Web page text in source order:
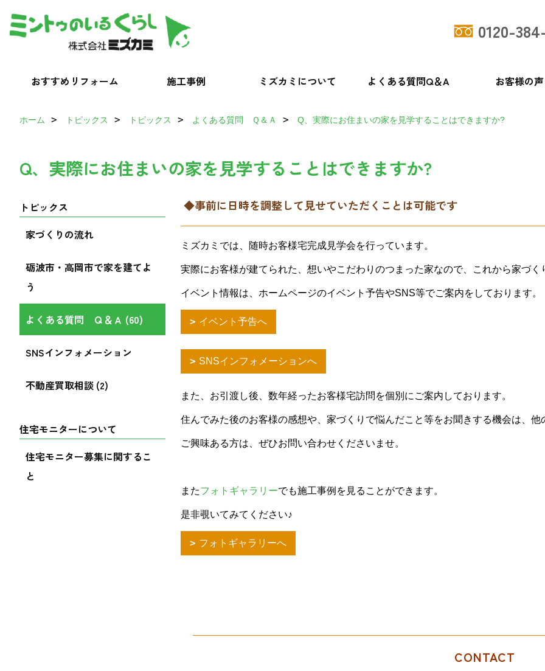
0120-
おすすめリフォーム 施工事例 ミズカミについて よくある質問Q＆A お客様の声
ホーム トピックス トピックス よくある質問 Ｑ＆Ａ Q、実際にお住まいの家を見学することはできますか?
Q、実際にお住まいの家を見学することはできますか?
◆事前に日時を調整して見せていただくことは可能です
ミズカミでは、随時お客様宅完成見学会を行っています。
実際にお客様が建てられた、想いやこだわりのつまった家なので、これから家づく
イベント情報は、ホームページのイベント予告やSNS等でご案内をしております。
イベント予告へ
SNSインフォメーションへ
また、お引渡し後、数年経ったお客様宅訪問を個別にご案内しております。
住んでみた後のお客様の感想や、家づくりで悩んだこと等をお聞きする機会は、他
ご興味ある方は、ぜひお問い合わせくださいませ。
またフォトギャラリーでも施工事例を見ることができます。
是非覗いてみてください♪
フォトギャラリーへ
CONTACT
トピックス
家づくりの流れ
砺波市・高岡市で家を建てよ
う
よくある質問 Ｑ＆Ａ (60)
SNSインフォメーション
不動産買取相談 (2)
住宅モニターについて
住宅モニター募集に関するこ
と